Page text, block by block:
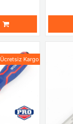
Ücretsiz Kargo